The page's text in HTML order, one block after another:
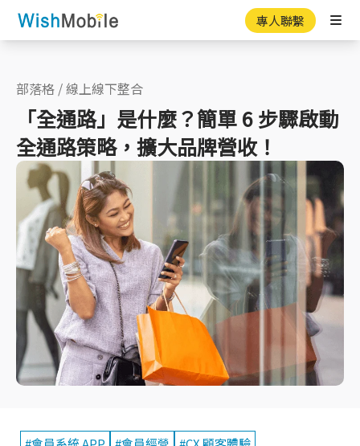
專人聯繫
部落格 /線上線下整合
「全通路」是什麼？簡單 6 步驟啟動
全通路策略，擴大品牌營收！